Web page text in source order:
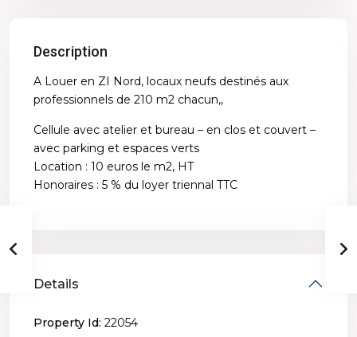
Description
A Louer en ZI Nord, locaux neufs destinés aux
professionnels de 210 m2 chacun,,
Cellule avec atelier et bureau – en clos et couvert –
avec parking et espaces verts
Location : 10 euros le m2, HT
Honoraires : 5 % du loyer triennal TTC
Details
Property Id: 22054